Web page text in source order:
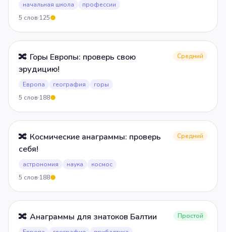
начальная школа
профессии
5 слов·125
🔀 Горы Европы: проверь свою
эрудицию!
Средний
Европа география
горы
5 слов·188
🔀 Космические анаграммы: проверь
себя!
Средний
астрономия наука
космос
5 слов·188
🔀 Анаграммы для знатоков Балтии
Простой